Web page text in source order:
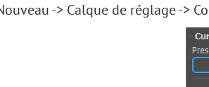
-> Calque de réglage ->